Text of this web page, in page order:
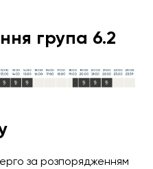
група 6.2
за розпорядженням